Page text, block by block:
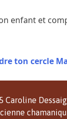
enfant et
ton cercle
Caroline